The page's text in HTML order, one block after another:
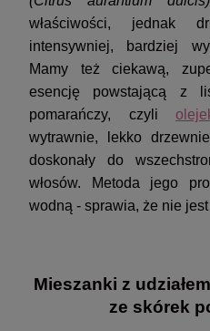
właściwości, jednak
intensywniej, bardziej
Mamy też ciekawą,
esencję powstającą z
pomarańczy, czyli
wytrawnie, lekko
doskonały do
włosów. Metoda jego
wodną - sprawia, że nie
Mieszanki z
ze skórek